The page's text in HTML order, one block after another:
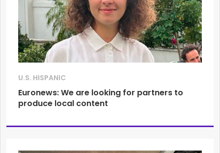
U.S. HISPANIC
Euronews: We are looking for partners to
produce local content